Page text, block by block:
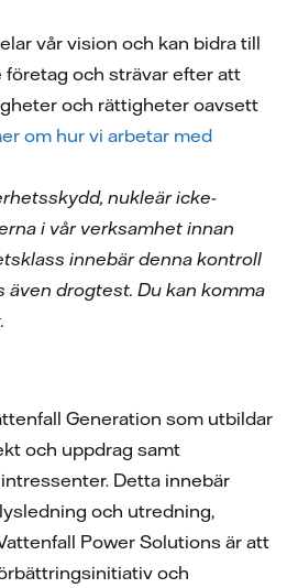
vår vision och kan bidra till
och strävar efter att
och rättigheter oavsett
om hur vi arbetar med
nukleär icke-
i vår verksamhet innan
innebär denna kontroll
drogtest. Du kan komma
Generation som utbildar
och uppdrag samt
Detta innebär
och utredning,
Power Solutions är att
och